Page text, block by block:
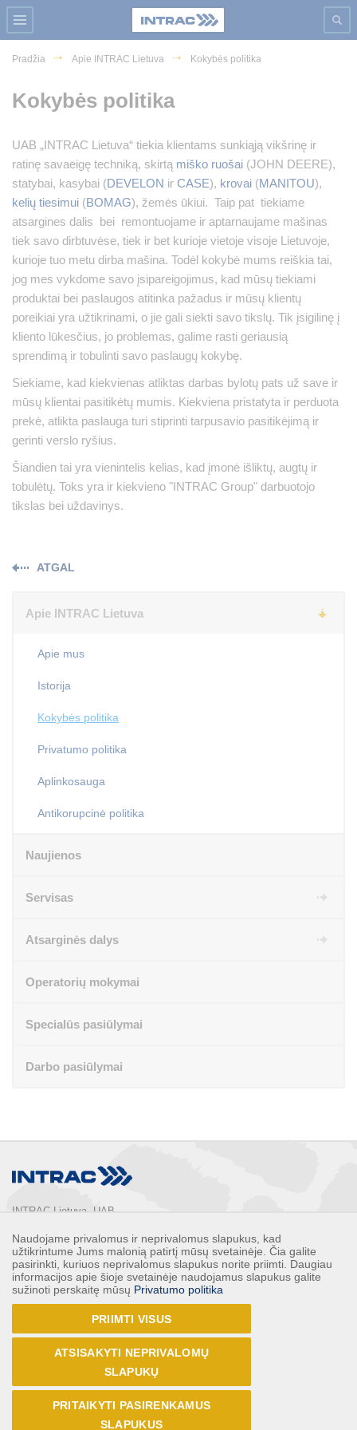
Pradžia Apie INTRAC Lietuva Kokybės politika
Kokybės politika
UAB „INTRAC Lietuva“ tiekia klientams sunkiąją vikšrinę ir
ratinę savaeigę techniką, skirtą miško ruošai (JOHN DEERE),
statybai, kasybai (DEVELON ir CASE), krovai (MANITOU),
kelių tiesimui (BOMAG), žemės ūkiui. Taip pat tiekiame
atsargines dalis bei remontuojame ir aptarnaujame mašinas
tiek savo dirbtuvėse, tiek ir bet kurioje vietoje visoje Lietuvoje,
kurioje tuo metu dirba mašina. Todėl kokybė mums reiškia tai,
jog mes vykdome savo įsipareigojimus, kad mūsų tiekiami
produktai bei paslaugos atitinka pažadus ir mūsų klientų
poreikiai yra užtikrinami, o jie gali siekti savo tikslų. Tik įsigilinę į
kliento lūkesčius, jo problemas, galime rasti geriausią
sprendimą ir tobulinti savo paslaugų kokybę.
Siekiame, kad kiekvienas atliktas darbas bylotų pats už save ir
mūsų klientai pasitikėtų mumis. Kiekviena pristatyta ir perduota
prekė, atlikta paslauga turi stiprinti tarpusavio pasitikėjimą ir
gerinti verslo ryšius.
Šiandien tai yra vienintelis kelias, kad įmonė išliktų, augtų ir
tobulėtų. Toks yra ir kiekvieno "INTRAC Group" darbuotojo
tikslas bei uždavinys.
ATGAL
Apie INTRAC Lietuva
Apie mus
Istorija
Kokybės politika
Privatumo politika
Aplinkosauga
Antikorupcinė politika
Naujienos
Servisas
Atsarginės dalys
Operatorių mokymai
Specialūs pasiūlymai
Darbo pasiūlymai
INTRAC Lietuva, UAB
Vilnius, Lietuva
Telefonas: +370 5 2132248
Faksas: +370 5 2132247
E-paštas: info@intrac.lt
VISI KONTAKTAI
Naudojame privalomus ir neprivalomus slapukus, kad
užtikrintume Jums malonią patirtį mūsų svetainėje. Čia galite
pasirinkti, kuriuos neprivalomus slapukus norite priimti. Daugiau
informacijos apie šioje svetainėje naudojamus slapukus galite
sužinoti perskaitę mūsų Privatumo politika
PRIIMTI VISUS
ATSISAKYTI NEPRIVALOMŲ
SLAPUKŲ
PRITAIKYTI PASIRENKAMUS
SLAPUKUS